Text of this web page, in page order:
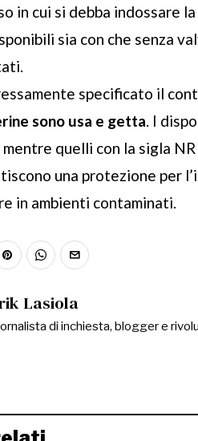
in cui si debba indossare
sia con che senza
specificato il
sono usa e getta. I
quelli con la sigla
una protezione per
in ambienti contaminati.
Lasiola
di inchiesta, blogger e